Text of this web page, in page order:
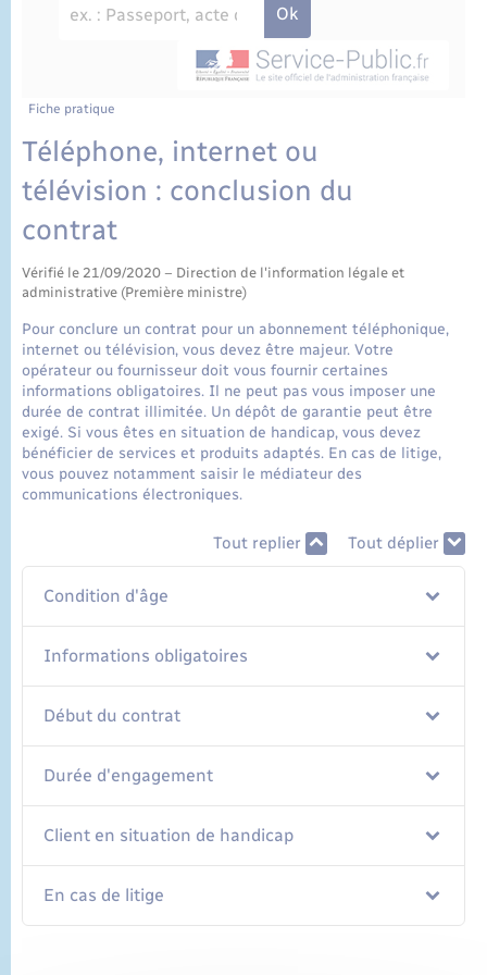
État civil
Cimetière communal
Fiche pratique
Téléphone, internet ou
télévision : conclusion du
contrat
Vérifié le 21/09/2020 – Direction de l'information légale et
administrative (Première ministre)
Pour conclure un contrat pour un abonnement téléphonique,
internet ou télévision, vous devez être majeur. Votre
opérateur ou fournisseur doit vous fournir certaines
informations obligatoires. Il ne peut pas vous imposer une
durée de contrat illimitée. Un dépôt de garantie peut être
exigé. Si vous êtes en situation de handicap, vous devez
bénéficier de services et produits adaptés. En cas de litige,
vous pouvez notamment saisir le médiateur des
communications électroniques.
Tout replier Tout déplier
Condition d'âge
Informations obligatoires
Début du contrat
Durée d'engagement
Client en situation de handicap
En cas de litige